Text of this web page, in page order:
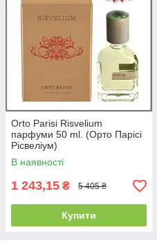
Orto Parisi Risvelium
парфуми 50 ml. (Орто Парісі
Рісвеліум)
В наявності
1 243,15 ₴ 5 405 ₴
Купити